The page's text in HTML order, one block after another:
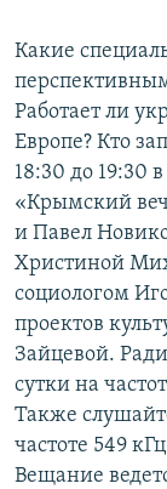
Какие
Работает ли
Европе? Кто
18:30 до 19:30
«Крымский
и Павел
Христиной
социологом
проектов
Зайцевой.
сутки на
Также
частоте 549
Вещание